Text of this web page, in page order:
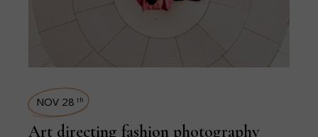
NOV 28 th
Art directing fashion photography